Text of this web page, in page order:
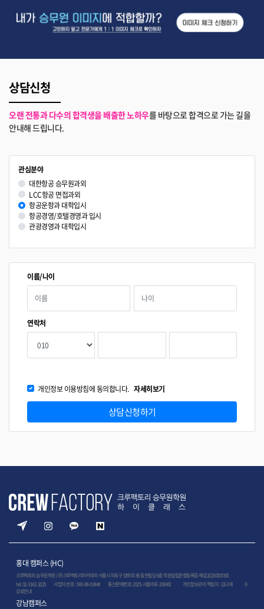
상담신청
오랜 전통과 다수의 합격생을 배출한 노하우를 바탕으로 합격으로 가는 길을
안내해 드립니다.
관심분야
대한항공 승무원과외
LCC항공 면접과외
항공운항과 대학입시
항공경영/호텔경영과 입시
관광경영과 대학입시
이름/나이
연락처
개인정보 이용방침에 동의합니다. 자세히보기
상담신청하기
홍대 캠퍼스 (HC)
크루팩토리 승무원학원 (주)크루팩토리아카데미 서울시 마포구 양화로 85 동현빌딩 6층 학원설립운영등록증 제02202500078호
tel. 02-3142-2025 사업자 번호 : 540-88-03444 통신판매번호: 2025-서울마포-2094호
개인정보관리 책임자 : 김나래
수
강료안내
강남캠퍼스